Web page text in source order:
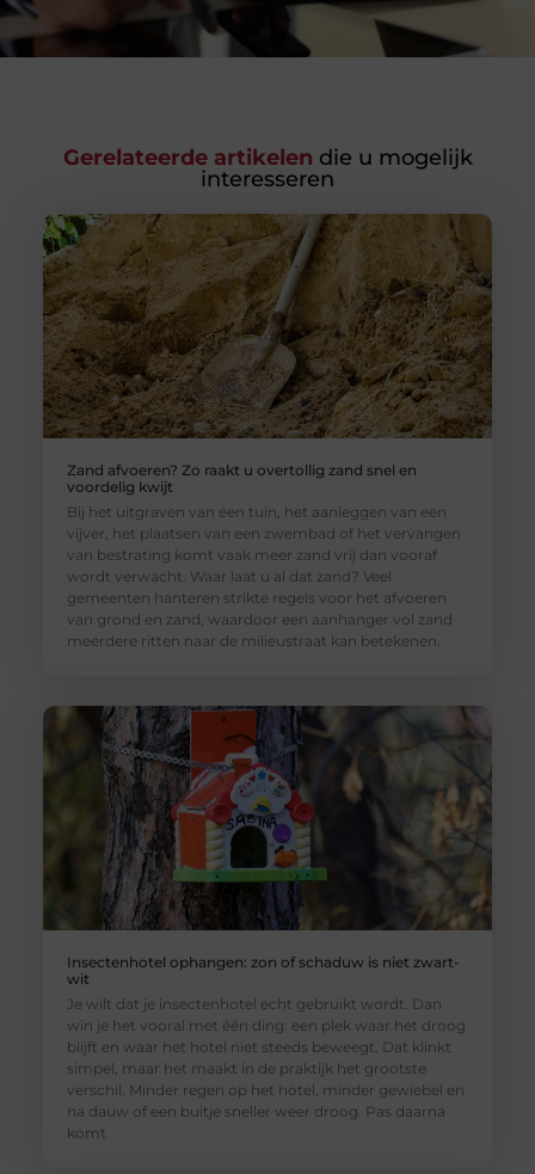
Gerelateerde artikelen die u mogelijk
interesseren
Zand afvoeren? Zo raakt u overtollig zand snel en
voordelig kwijt
Bij het uitgraven van een tuin, het aanleggen van een
vijver, het plaatsen van een zwembad of het vervangen
van bestrating komt vaak meer zand vrij dan vooraf
wordt verwacht. Waar laat u al dat zand? Veel
gemeenten hanteren strikte regels voor het afvoeren
van grond en zand, waardoor een aanhanger vol zand
meerdere ritten naar de milieustraat kan betekenen.
Insectenhotel ophangen: zon of schaduw is niet zwart-
wit
Je wilt dat je insectenhotel echt gebruikt wordt. Dan
win je het vooral met één ding: een plek waar het droog
blijft en waar het hotel niet steeds beweegt. Dat klinkt
simpel, maar het maakt in de praktijk het grootste
verschil. Minder regen op het hotel, minder gewiebel en
na dauw of een buitje sneller weer droog. Pas daarna
komt